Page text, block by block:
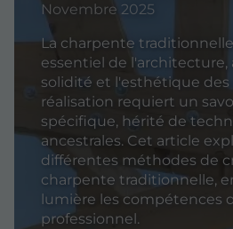
Novembre 2025
La charpente
essentiel de l'architecture,
solidité et l'esthétique des
réalisation requiert un
spécifique, hérité de
ancestrales. Cet article
différentes méthodes de
charpente traditionnelle,
lumière les compétences
professionnel.